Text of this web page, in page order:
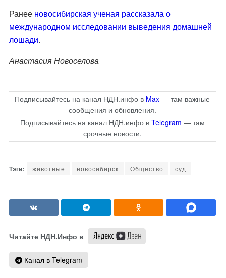
Ранее новосибирская ученая рассказала о
международном исследовании выведения домашней
лошади.
Анастасия Новоселова
Подписывайтесь на канал НДН.инфо в Max — там важные
сообщения и обновления.
Подписывайтесь на канал НДН.инфо в Telegram — там
срочные новости.
животные новосибирск Общество суд
Читайте НДН.Инфо в
Канал в Telegram